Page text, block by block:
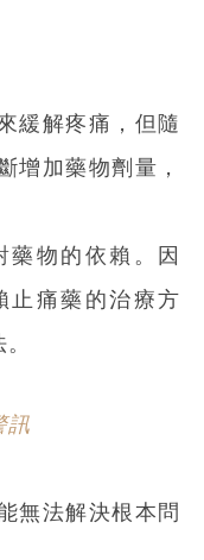
緩解疼痛，但隨
增加藥物劑量，
藥物的依賴。因
止痛藥的治療方
訊
無法解決根本問